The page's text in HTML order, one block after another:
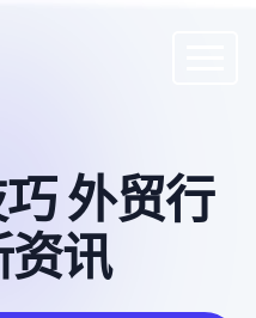
外贸行
资讯